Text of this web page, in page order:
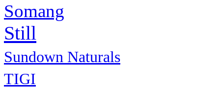
Somang
Still
Sundown Naturals
TIGI